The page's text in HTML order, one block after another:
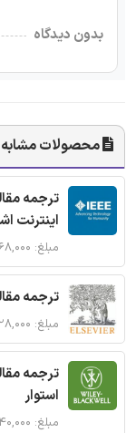
بدون دیدگاه
محصولات مشابه
اینترنت
مبلغ: ۱۶۸,۰۰۰ تومان
ترجمه
مبلغ: ۱۲۸,۰۰۰ تومان
ترجمه
استوار
مبلغ: ۱۴۰,۰۰۰ تومان